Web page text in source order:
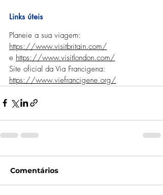
Links úteis
Planeie a sua viagem:
https://www.visitbritain.com/
e https://www.visitlondon.com/
Site oficial da Via Francigena:
https://www.viefrancigene.org/
Comentários